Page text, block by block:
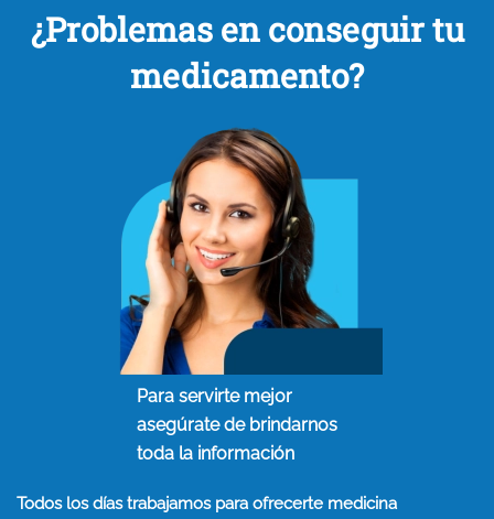
¿Problemas en conseguir tu
medicamento?
Para servirte mejor
asegúrate de brindarnos
toda la información
Todos los días trabajamos para ofrecerte medicina